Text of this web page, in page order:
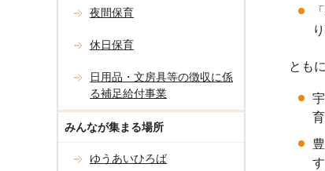
とも
す
夜間保育
休日保育
日用品・文房具等の徴収に係
る補足給付事業
みんなが集まる場所
ゆうあいひろば